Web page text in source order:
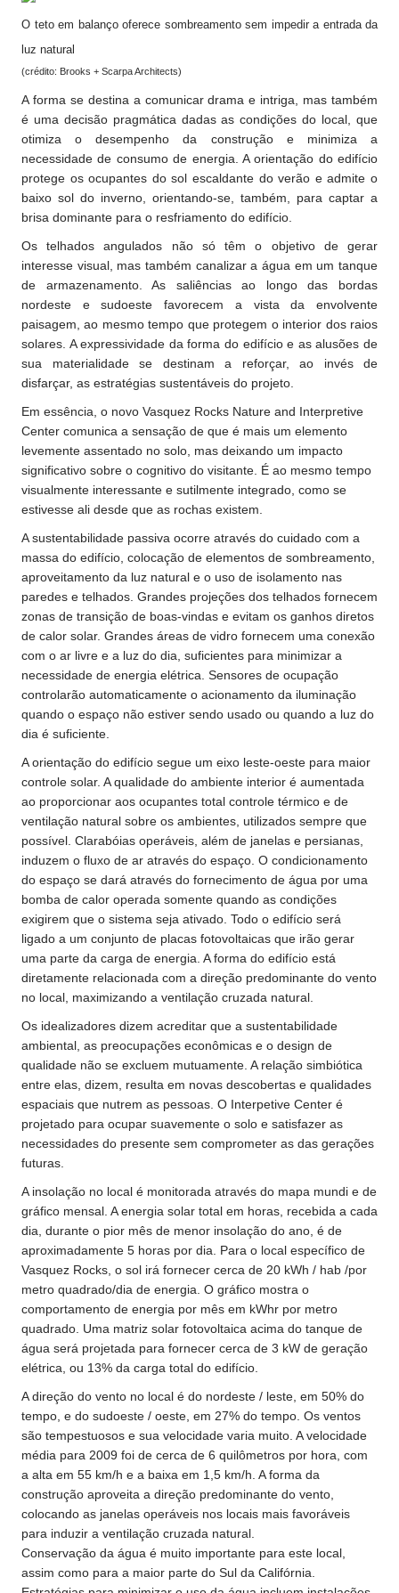
O teto em balanço oferece sombreamento sem impedir a entrada da
luz natural
(crédito: Brooks + Scarpa Architects)
A forma se destina a comunicar drama e intriga, mas também
é uma decisão pragmática dadas as condições do local, que
otimiza o desempenho da construção e minimiza a
necessidade de consumo de energia. A orientação do edifício
protege os ocupantes do sol escaldante do verão e admite o
baixo sol do inverno, orientando-se, também, para captar a
brisa dominante para o resfriamento do edifício.
Os telhados angulados não só têm o objetivo de gerar
interesse visual, mas também canalizar a água em um tanque
de armazenamento. As saliências ao longo das bordas
nordeste e sudoeste favorecem a vista da envolvente
paisagem, ao mesmo tempo que protegem o interior dos raios
solares. A expressividade da forma do edifício e as alusões de
sua materialidade se destinam a reforçar, ao invés de
disfarçar, as estratégias sustentáveis do projeto.
Em essência, o novo Vasquez Rocks Nature and Interpretive
Center comunica a sensação de que é mais um elemento
levemente assentado no solo, mas deixando um impacto
significativo sobre o cognitivo do visitante. É ao mesmo tempo
visualmente interessante e sutilmente integrado, como se
estivesse ali desde que as rochas existem.
A sustentabilidade passiva ocorre através do cuidado com a
massa do edifício, colocação de elementos de sombreamento,
aproveitamento da luz natural e o uso de isolamento nas
paredes e telhados. Grandes projeções dos telhados fornecem
zonas de transição de boas-vindas e evitam os ganhos diretos
de calor solar. Grandes áreas de vidro fornecem uma conexão
com o ar livre e a luz do dia, suficientes para minimizar a
necessidade de energia elétrica. Sensores de ocupação
controlarão automaticamente o acionamento da iluminação
quando o espaço não estiver sendo usado ou quando a luz do
dia é suficiente.
A orientação do edifício segue um eixo leste-oeste para maior
controle solar. A qualidade do ambiente interior é aumentada
ao proporcionar aos ocupantes total controle térmico e de
ventilação natural sobre os ambientes, utilizados sempre que
possível. Clarabóias operáveis, além de janelas e persianas,
induzem o fluxo de ar através do espaço. O condicionamento
do espaço se dará através do fornecimento de água por uma
bomba de calor operada somente quando as condições
exigirem que o sistema seja ativado. Todo o edifício será
ligado a um conjunto de placas fotovoltaicas que irão gerar
uma parte da carga de energia. A forma do edifício está
diretamente relacionada com a direção predominante do vento
no local, maximizando a ventilação cruzada natural.
Os idealizadores dizem acreditar que a sustentabilidade
ambiental, as preocupações econômicas e o design de
qualidade não se excluem mutuamente. A relação simbiótica
entre elas, dizem, resulta em novas descobertas e qualidades
espaciais que nutrem as pessoas. O Interpetive Center é
projetado para ocupar suavemente o solo e satisfazer as
necessidades do presente sem comprometer as das gerações
futuras.
A insolação no local é monitorada através do mapa mundi e de
gráfico mensal. A energia solar total em horas, recebida a cada
dia, durante o pior mês de menor insolação do ano, é de
aproximadamente 5 horas por dia. Para o local específico de
Vasquez Rocks, o sol irá fornecer cerca de 20 kWh / hab /por
metro quadrado/dia de energia. O gráfico mostra o
comportamento de energia por mês em kWhr por metro
quadrado. Uma matriz solar fotovoltaica acima do tanque de
água será projetada para fornecer cerca de 3 kW de geração
elétrica, ou 13% da carga total do edifício.
A direção do vento no local é do nordeste / leste, em 50% do
tempo, e do sudoeste / oeste, em 27% do tempo. Os ventos
são tempestuosos e sua velocidade varia muito. A velocidade
média para 2009 foi de cerca de 6 quilômetros por hora, com
a alta em 55 km/h e a baixa em 1,5 km/h. A forma da
construção aproveita a direção predominante do vento,
colocando as janelas operáveis nos locais mais favoráveis
para induzir a ventilação cruzada natural.
Conservação da água é muito importante para este local,
assim como para a maior parte do Sul da Califórnia.